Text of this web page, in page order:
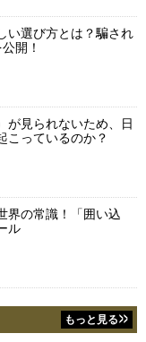
い選び方とは？騙され
開！
が見られないため、日
こっているのか？
界の常識！「囲い込
ル
もっと見る